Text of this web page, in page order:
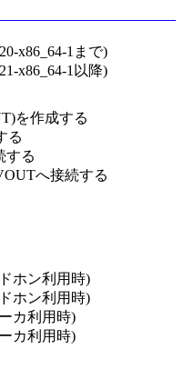
x86_64-1まで)
x86_64-1以降)
を作成する
る
する
へ接続する
ホン利用時)
ホン利用時)
カ利用時)
カ利用時)